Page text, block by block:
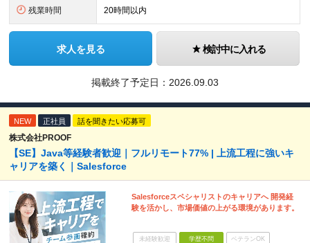
残業時間 20時間以内
求人を見る 検討中に入れる
掲載終了予定日： 2026.09.03
NEW 正社員 話を聞きたい応募可
株式会社PROOF
【SE】Java等経験者歓迎｜フルリモート77% | 上流工程に強いキ
ャリアを築く｜Salesforce
Salesforceスペシャリストのキャリアへ 開発経
験を活かし、市場価値の上がる環境があります。
未経験歓迎 学歴不問 ベテランOK